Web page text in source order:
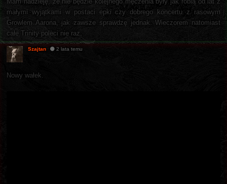
małymi wyjątkami w postaci epki czy dobrego koncertu z rasowym
Growlem Aarona, jak zawsze sprawdzę jednak. Wieczorem natomiast
całe Trinity poleci nie raz.
Szajtan 2 lata temu
Nowy wałek.